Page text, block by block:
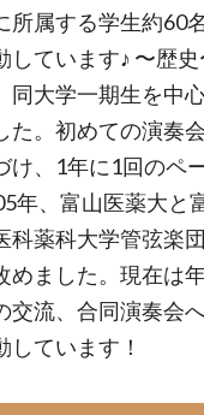
所属する学生約60
しています♪ 〜歴
同大学一期生を中
た。初めての演奏
け、1年に1回のペ
年、富山医薬大と
科薬科大学管弦楽
めました。現在は
交流、合同演奏会
しています！